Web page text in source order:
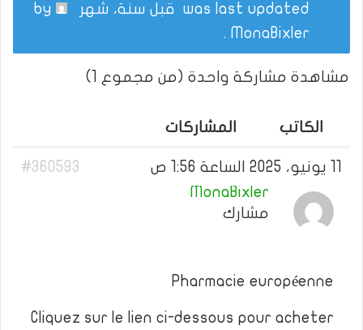
was last updated قبل سنة، شهر
MonaBixler
.
مشاهدة مشاركة واحدة (من مجموع 1)
الكاتب المشاركات
#360593
MonaBixler
مشارك
Pharmacie européenne
Cliquez sur le lien ci-dessous pour acheter